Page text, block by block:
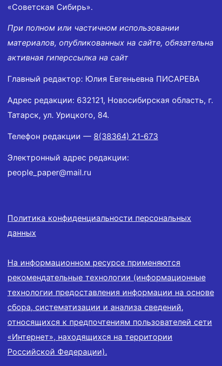
«Советская Сибирь».
При полном или частичном использовании
материалов, опубликованных на сайте, обязательна
активная гиперссылка на сайт
Главный редактор: Юлия Евгеньевна ПИСАРЕВА
Адрес редакции: 632121, Новосибирская область, г.
Татарск, ул. Урицкого, 84.
Телефон редакции — 8(38364) 21-673
Электронный адрес редакции:
people_paper@mail.ru
Политика конфиденциальности персональных
данных
На информационном ресурсе применяются
рекомендательные технологии (информационные
технологии предоставления информации на основе
сбора, систематизации и анализа сведений,
относящихся к предпочтениям пользователей сети
«Интернет», находящихся на территории
Российской Федерации).